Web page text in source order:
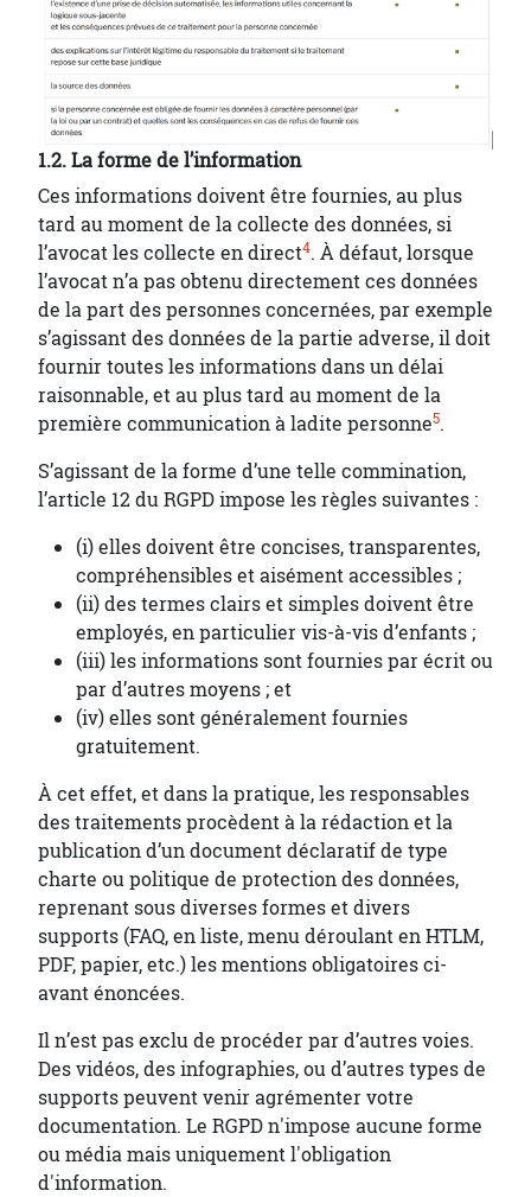
1.2. La forme de l’information
Ces informations doivent être fournies, au plus
tard au moment de la collecte des données, si
l’avocat les collecte en direct4. À défaut, lorsque
l’avocat n’a pas obtenu directement ces données
de la part des personnes concernées, par exemple
s’agissant des données de la partie adverse, il doit
fournir toutes les informations dans un délai
raisonnable, et au plus tard au moment de la
première communication à ladite personne5.
S’agissant de la forme d’une telle commination,
l’article 12 du RGPD impose les règles suivantes :
(i) elles doivent être concises, transparentes,
compréhensibles et aisément accessibles ;
(ii) des termes clairs et simples doivent être
employés, en particulier vis-à-vis d’enfants ;
(iii) les informations sont fournies par écrit ou
par d’autres moyens ; et
(iv) elles sont généralement fournies
gratuitement.
À cet effet, et dans la pratique, les responsables
des traitements procèdent à la rédaction et la
publication d’un document déclaratif de type
charte ou politique de protection des données,
reprenant sous diverses formes et divers
supports (FAQ, en liste, menu déroulant en HTLM,
PDF, papier, etc.) les mentions obligatoires ci-
avant énoncées.
Il n’est pas exclu de procéder par d’autres voies.
Des vidéos, des infographies, ou d’autres types de
supports peuvent venir agrémenter votre
documentation. Le RGPD n'impose aucune forme
ou média mais uniquement l'obligation
d'information.